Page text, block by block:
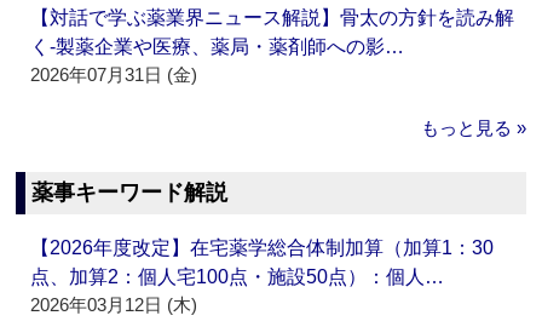
【対話で学ぶ薬業界ニュース解説】骨太の方針を読み解
く‐製薬企業や医療、薬局・薬剤師への影…
2026年07月31日 (金)
もっと見る »
薬事キーワード解説
【2026年度改定】在宅薬学総合体制加算（加算1：30
点、加算2：個人宅100点・施設50点）：個人…
2026年03月12日 (木)